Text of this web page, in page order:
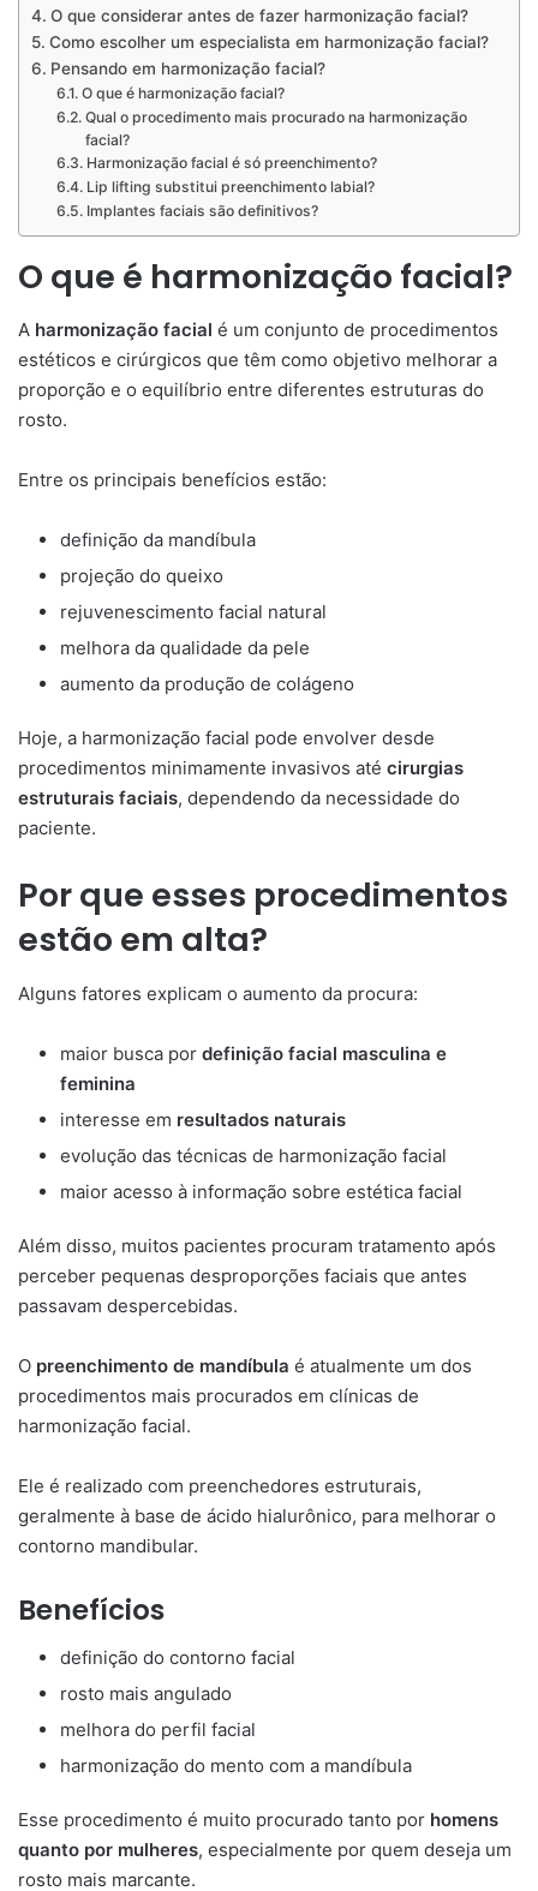
O que considerar antes de fazer harmonização facial?
Como escolher um especialista em harmonização facial?
Pensando em harmonização facial?
O que é harmonização facial?
Qual o procedimento mais procurado na harmonização
facial?
Harmonização facial é só preenchimento?
Lip lifting substitui preenchimento labial?
Implantes faciais são definitivos?
O que é harmonização facial?
A harmonização facial é um conjunto de procedimentos
estéticos e cirúrgicos que têm como objetivo melhorar a
proporção e o equilíbrio entre diferentes estruturas do
rosto.
Entre os principais benefícios estão:
definição da mandíbula
projeção do queixo
rejuvenescimento facial natural
melhora da qualidade da pele
aumento da produção de colágeno
Hoje, a harmonização facial pode envolver desde
procedimentos minimamente invasivos até cirurgias
estruturais faciais, dependendo da necessidade do
paciente.
Por que esses procedimentos
estão em alta?
Alguns fatores explicam o aumento da procura:
maior busca por definição facial masculina e
feminina
interesse em resultados naturais
evolução das técnicas de harmonização facial
maior acesso à informação sobre estética facial
Além disso, muitos pacientes procuram tratamento após
perceber pequenas desproporções faciais que antes
passavam despercebidas.
O preenchimento de mandíbula é atualmente um dos
procedimentos mais procurados em clínicas de
harmonização facial.
Ele é realizado com preenchedores estruturais,
geralmente à base de ácido hialurônico, para melhorar o
contorno mandibular.
Benefícios
definição do contorno facial
rosto mais angulado
melhora do perfil facial
harmonização do mento com a mandíbula
Esse procedimento é muito procurado tanto por homens
quanto por mulheres, especialmente por quem deseja um
rosto mais marcante.